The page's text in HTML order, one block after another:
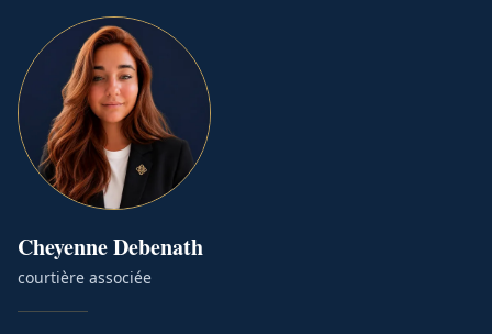
CheyenneDebenath
courtière associée